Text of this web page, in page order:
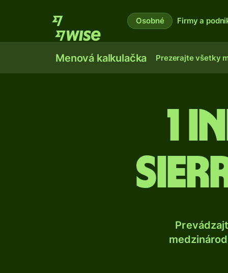
Osobné Firmy a
Menová kalkulačka Prezerajte všetky
1